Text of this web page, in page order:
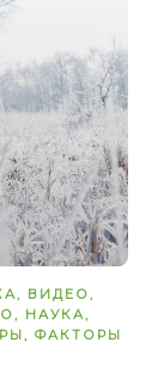
, ВИДЕО,
, НАУКА,
, ФАКТОРЫ